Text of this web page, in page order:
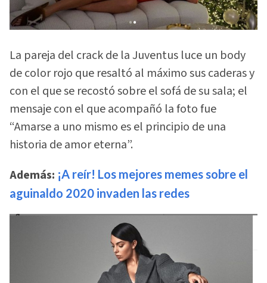
La pareja del crack de la Juventus luce un body
de color rojo que resaltó al máximo sus caderas y
con el que se recostó sobre el sofá de su sala; el
mensaje con el que acompañó la foto fue
“Amarse a uno mismo es el principio de una
historia de amor eterna”.
Además: ¡A reír! Los mejores memes sobre el
aguinaldo 2020 invaden las redes